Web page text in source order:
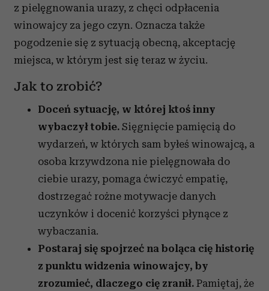
z pielęgnowania urazy, z chęci odpłacenia
winowajcy za jego czyn. Oznacza także
pogodzenie się z sytuacją obecną, akceptację
miejsca, w którym jest się teraz w życiu.
Jak to zrobić?
Doceń sytuację, w której ktoś inny
wybaczył tobie. Sięgnięcie pamięcią do
wydarzeń, w których sam byłeś winowajcą, a
osoba krzywdzona nie pielęgnowała do
ciebie urazy, pomaga ćwiczyć empatię,
dostrzegać rożne motywacje danych
uczynków i docenić korzyści płynące z
wybaczania.
Postaraj się spojrzeć na boląca cię historię
z punktu widzenia winowajcy, by
zrozumieć, dlaczego cię zranił. Pamiętaj, że